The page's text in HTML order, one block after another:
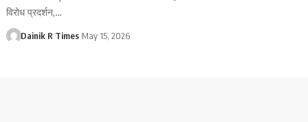
विरोध प्रदर्शन,…
Dainik R Times May 15, 2026